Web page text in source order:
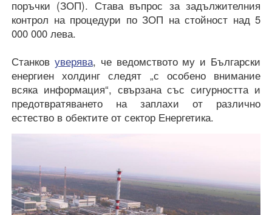
поръчки (ЗОП). Става въпрос за задължителния
контрол на процедури по ЗОП на стойност над 5
000 000 лева.
Станков уверява, че ведомството му и Български
енергиен холдинг следят „с особено внимание
всяка информация“, свързана със сигурността и
предотвратяването на заплахи от различно
естество в обектите от сектор Енергетика.